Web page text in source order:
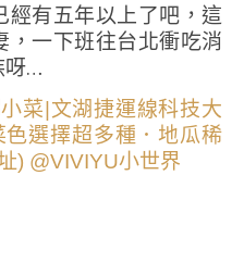
經有五年以上了吧，這
，一下班往台北衝吃消
呀…